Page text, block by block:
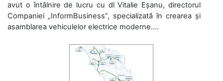
avut o întâlnire de lucru cu dl Vitalie Eșanu, directorul
Companiei „InformBusiness”, specializată în crearea și
asamblarea vehiculelor electrice moderne....